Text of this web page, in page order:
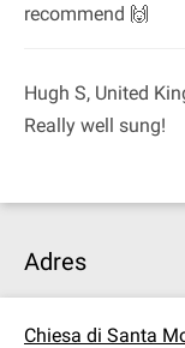
recommend 🙌
Hugh S, United
Really well sung!
Adres
Chiesa di Santa